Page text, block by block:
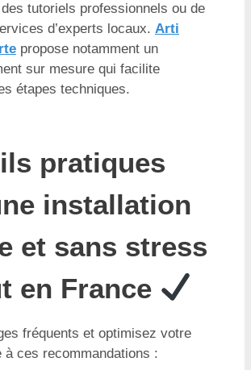
tutoriels professionnels ou de
d’experts locaux. Arti
propose notamment un
sur mesure qui facilite
étapes techniques.
pratiques
installation
et sans stress
en France
fréquents et optimisez votre
à ces recommandations :